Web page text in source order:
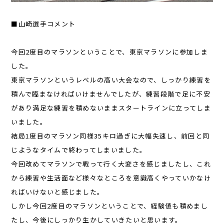
■山崎選手コメント
今回2度目のマラソンということで、東京マラソンに参加しま
した。
東京マラソンというレベルの高い大会なので、しっかり練習を
積んで臨まなければいけませんでしたが、練習段階で足に不安
があり満足な練習を積めないままスタートラインに立ってしま
いました。
結局1度目のマラソン同様35キロ過ぎに大幅失速し、前回と同
じようなタイムで終わってしまいました。
今回改めてマラソンで戦って行く大変さを感じましたし、これ
から練習や生活面など様々なところを意識高くやっていかなけ
ればいけないと感じました。
しかし今回2度目のマラソンということで、経験値も積めまし
たし、今後にしっかり生かしていきたいと思います。